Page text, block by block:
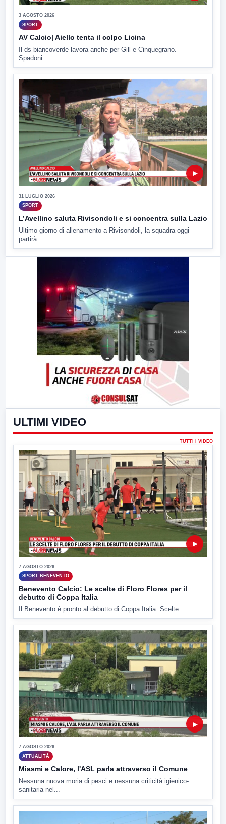
3 AGOSTO 2026
SPORT
AV Calcio| Aiello tenta il colpo Licina
Il ds biancoverde lavora anche per Gill e Cinquegrano.
Spadoni...
▶
31 LUGLIO 2026
SPORT
L’Avellino saluta Rivisondoli e si concentra sulla Lazio
Ultimo giorno di allenamento a Rivisondoli, la squadra oggi
partirà...
ULTIMI VIDEO
TUTTI I VIDEO
▶
7 AGOSTO 2026
SPORT BENEVENTO
Benevento Calcio: Le scelte di Floro Flores per il
debutto di Coppa Italia
Il Benevento è pronto al debutto di Coppa Italia. Scelte...
▶
7 AGOSTO 2026
ATTUALITÀ
Miasmi e Calore, l'ASL parla attraverso il Comune
Nessuna nuova moria di pesci e nessuna criticità igienico-
sanitaria nel...